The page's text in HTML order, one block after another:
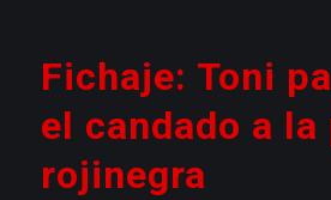
Fichaje: Toni
el candado a
rojinegra